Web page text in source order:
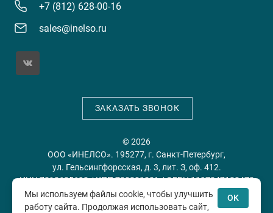
+7 (812) 628-00-16
sales@inelso.ru
ЗАКАЗАТЬ ЗВОНОК
© 2026
ООО «ИНЕЛСО». 195277, г. Санкт-Петербург,
ул. Гельсингфорсская, д. 3, лит. З, оф. 412.
ИНН 7813635698 / КПП 780201001 / ОГРН 1197847128478
Мы используем файлы cookie, чтобы улучшить
работу сайта. Продолжая использовать сайт,
OK